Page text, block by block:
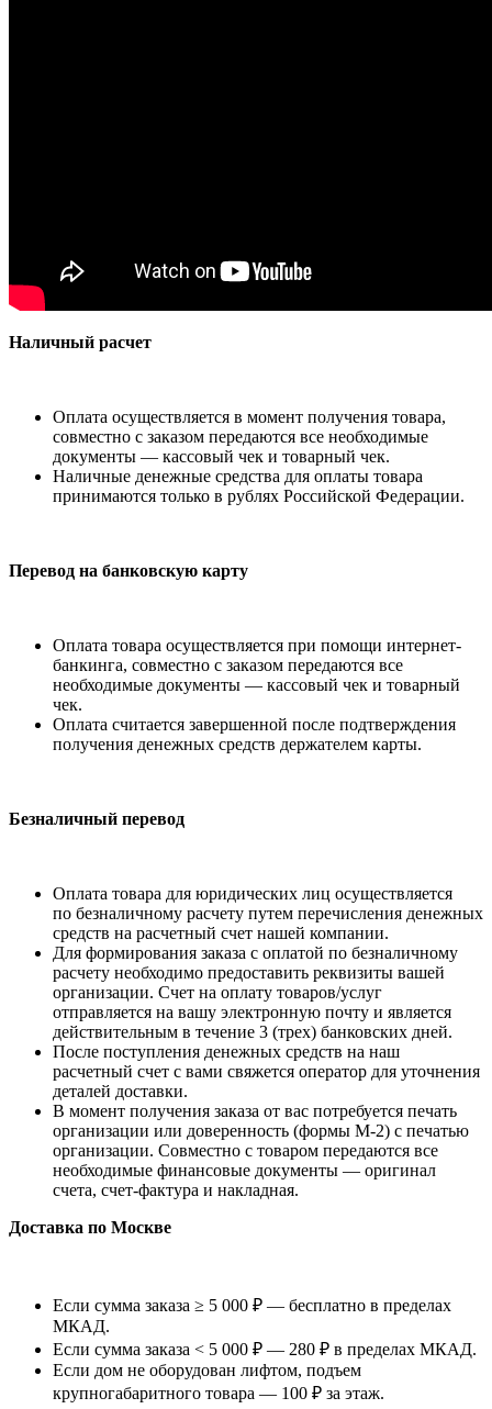
Наличный расчет
Оплата осуществляется в момент получения товара,
совместно с заказом передаются все необходимые
документы — кассовый чек и товарный чек.
Наличные денежные средства для оплаты товара
принимаются только в рублях Российской Федерации.
Перевод на банковскую карту
Оплата товара осуществляется при помощи интернет-
банкинга, совместно с заказом передаются все
необходимые документы — кассовый чек и товарный
чек.
Оплата считается завершенной после подтверждения
получения денежных средств держателем карты.
Безналичный перевод
Оплата товара для юридических лиц осуществляется
по безналичному расчету путем перечисления денежных
средств на расчетный счет нашей компании.
Для формирования заказа с оплатой по безналичному
расчету необходимо предоставить реквизиты вашей
организации. Счет на оплату товаров/услуг
отправляется на вашу электронную почту и является
действительным в течение 3 (трех) банковских дней.
После поступления денежных средств на наш
расчетный счет с вами свяжется оператор для уточнения
деталей доставки.
В момент получения заказа от вас потребуется печать
организации или доверенность (формы М-2) с печатью
организации. Совместно с товаром передаются все
необходимые финансовые документы — оригинал
счета, счет-фактура и накладная.
Доставка по Москве
Если сумма заказа ≥ 5 000 ₽ — бесплатно в пределах
МКАД.
Если сумма заказа < 5 000 ₽ — 280 ₽ в пределах МКАД.
Если дом не оборудован лифтом, подъем
крупногабаритного товара — 100 ₽ за этаж.